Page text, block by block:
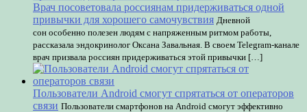
Врач посоветовала россиянам придерживаться одной
привычки для хорошего самочувствия Дневной
сон особенно полезен людям с напряженным ритмом работы,
рассказала эндокринолог Оксана Завальная. В своем Telegram-канале
врач призвала россиян придерживаться этой привычки […]
Пользователи Android смогут спрятаться от операторов
связи Пользователи смартфонов на Android смогут эффективно